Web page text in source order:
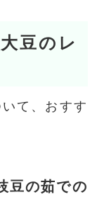
豆のレ
て、おすす
豆の茹での